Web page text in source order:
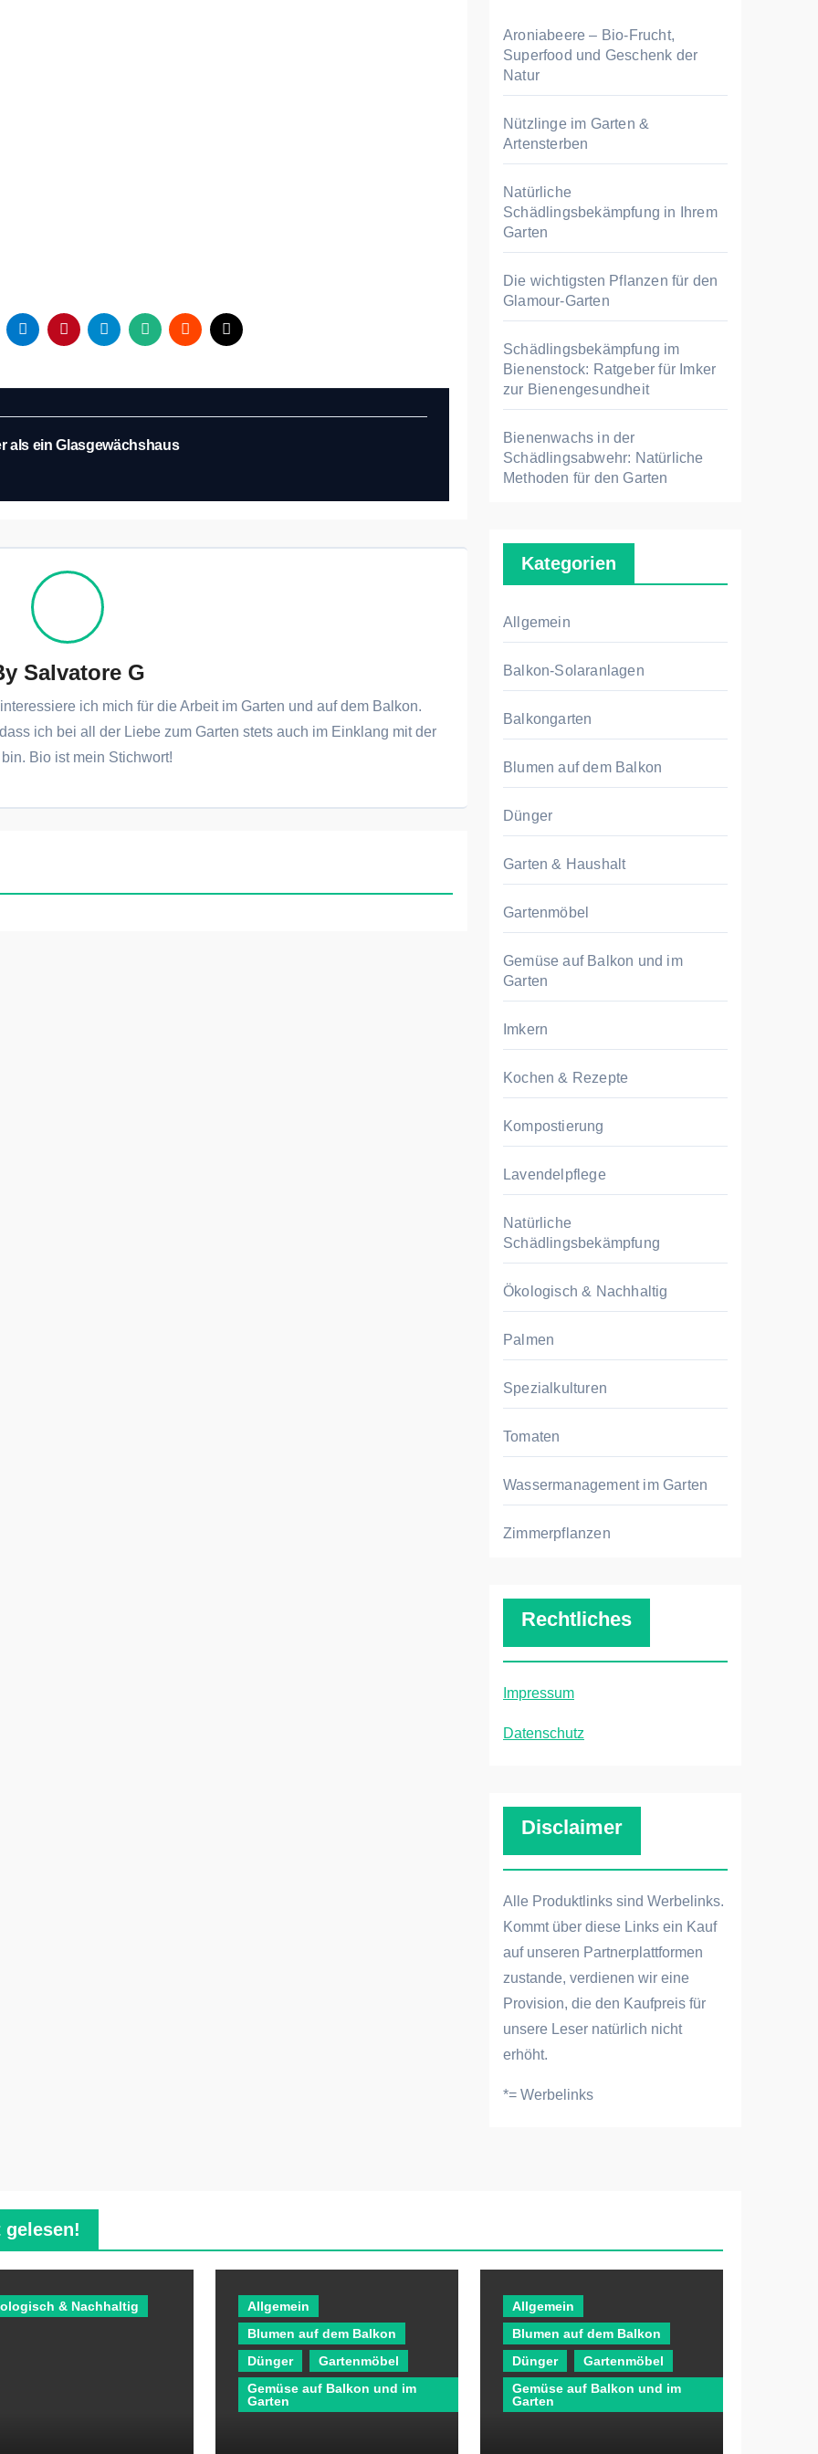
als ein Glasgewächshaus
Salvatore G
ich mich für die Arbeit im Garten und auf dem Balkon.
ich bei all der Liebe zum Garten stets auch im Einklang mit der
bin. Bio ist mein Stichwort!
n
a
c
:
Aroniabeere – Bio-Frucht,
Superfood und Geschenk der
Natur
Nützlinge im Garten &
Artensterben
Natürliche
Schädlingsbekämpfung in Ihrem
Garten
Die wichtigsten Pflanzen für den
Glamour-Garten
Schädlingsbekämpfung im
Bienenstock: Ratgeber für Imker
zur Bienengesundheit
Bienenwachs in der
Schädlingsabwehr: Natürliche
Methoden für den Garten
Kategorien
Allgemein
Balkon-Solaranlagen
Balkongarten
Blumen auf dem Balkon
Dünger
Garten & Haushalt
Gartenmöbel
Gemüse auf Balkon und im
Garten
Imkern
Kochen & Rezepte
Kompostierung
Lavendelpflege
Natürliche
Schädlingsbekämpfung
Ökologisch & Nachhaltig
Palmen
Spezialkulturen
Tomaten
Wassermanagement im Garten
Zimmerpflanzen
Rechtliches
Impressum
Datenschutz
Disclaimer
Alle Produktlinks sind Werbelinks.
Kommt über diese Links ein Kauf
auf unseren Partnerplattformen
zustande, verdienen wir eine
Provision, die den Kaufpreis für
unsere Leser natürlich nicht
erhöht.
*= Werbelinks
& Nachhaltig
Allgemein
Blumen auf dem Balkon
Dünger
Gartenmöbel
Gemüse auf Balkon und im
Garten
Allgemein
Blumen auf dem Balkon
Dünger
Gartenmöbel
Gemüse auf Balkon und im
Garten